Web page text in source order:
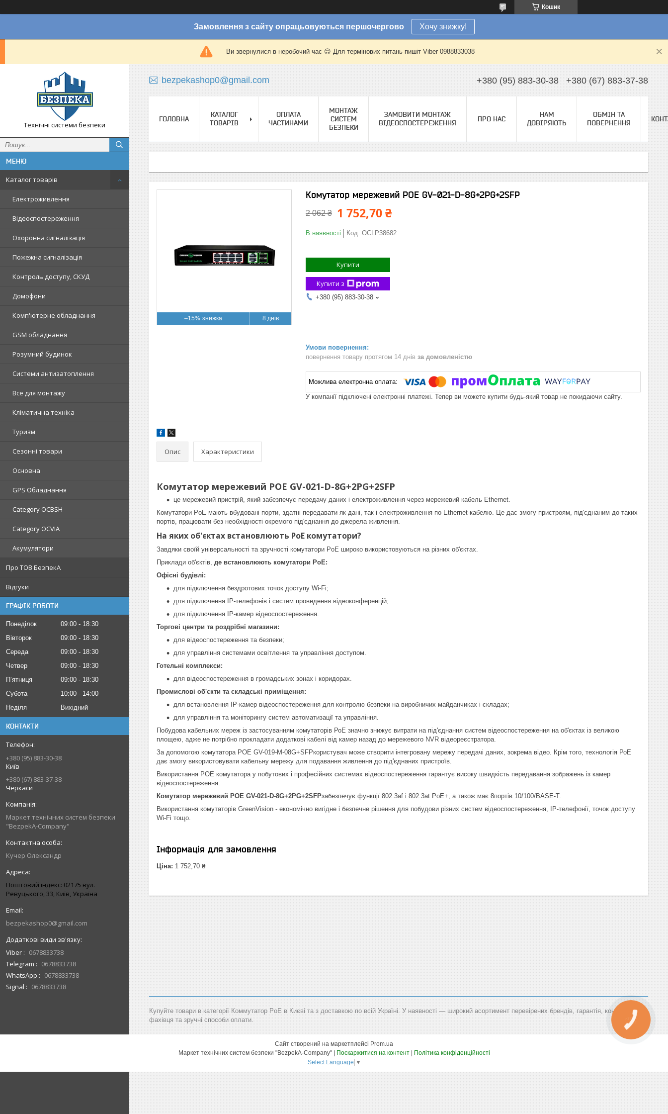
Кошик
Замовлення з сайту опрацьовуються першочергово Хочу знижку!
Ви звернулися в неробочий час 😊 Для термінових питань пишіт Viber 0988833038
Технічні системи безпеки
Каталог товарів
Електроживлення
Відеоспостереження
Охоронна сигналізація
Пожежна сигналізація
Контроль доступу, СКУД
Домофони
Комп'ютерне обладнання
GSM обладнання
Розумний будинок
Системи антизатоплення
Все для монтажу
Кліматична техніка
Туризм
Сезонні товари
Основна
GPS Обладнання
Category OCBSH
Category OCVIA
Акумулятори
Про ТОВ БезпекА
Відгуки
ГРАФІК РОБОТИ
Понеділок 09:00
18:30
Вівторок
09:00
18:30
Середа
09:00
18:30
Четвер
09:00
18:30
Пʼятниця
09:00
18:30
Субота
10:00
14:00
Неділя
Вихідний
КОНТАКТИ
+380 (95) 883-30-38
Київ
+380 (67) 883-37-38
Черкаси
Маркет технічних систем безпеки
"BezpekA-Company"
Кучер Олександр
Поштовий індекс: 02175 вул.
Ревуцького, 33, Київ, Україна
bezpekashop0@gmail.com
Viber
0678833738
Telegram
0678833738
WhatsApp
0678833738
Signal
0678833738
bezpekashop0@gmail.com +380 (95) 883-30-38 +380 (67) 883-37-38
ГОЛОВНА
КАТАЛОГ
ТОВАРІВ
ОПЛАТА
ЧАСТИНАМИ
МОНТАЖ
СИСТЕМ
БЕЗПЕКИ
ЗАМОВИТИ МОНТАЖ
ВІДЕОСПОСТЕРЕЖЕННЯ
ПРО НАС
НАМ
ДОВІРЯЮТЬ
ОБМІН ТА
ПОВЕРНЕННЯ
–15% 8 днів
Комутатор мережевий POE GV-021-D-8G+2PG+2SFP
2 062 ₴ 1 752,70 ₴
В наявності Код: OCLP38682
Купити
Купити з
+380 (95) 883-30-38
повернення товару протягом 14 днів за домовленістю
У компанії підключені електронні платежі. Тепер ви можете купити будь-який товар не покидаючи сайту.
Опис Характеристики
Комутатор мережевий POE GV-021-D-8G+2PG+2SFP
це мережевий пристрій, який забезпечує передачу даних і електроживлення через мережевий кабель Ethernet.
Комутатори PoE мають вбудовані порти, здатні передавати як дані, так і електроживлення по Ethernet-кабелю. Це дає змогу пристроям, під'єднаним до таких
портів, працювати без необхідності окремого під'єднання до джерела живлення.
На яких об'єктах встановлюють РоЕ комутатори?
Завдяки своїй універсальності та зручності комутатори PoE широко використовуються на різних об'єктах.
Приклади об'єктів, де встановлюють комутатори PoE:
Офісні будівлі:
для підключення бездротових точок доступу Wi-Fi;
для підключення IP-телефонів і систем проведення відеоконференцій;
для підключення IP-камер відеоспостереження.
Торгові центри та роздрібні магазини:
для відеоспостереження та безпеки;
для управління системами освітлення та управління доступом.
Готельні комплекси:
для відеоспостереження в громадських зонах і коридорах.
Промислові об'єкти та складські приміщення:
для встановлення IP-камер відеоспостереження для контролю безпеки на виробничих майданчиках і складах;
для управління та моніторингу систем автоматизації та управління.
Побудова кабельних мереж із застосуванням комутаторів РоЕ значно знижує витрати на під'єднання систем відеоспостереження на об'єктах із великою
площею, адже не потрібно прокладати додаткові кабелі від камер назад до мережевого NVR відеореєстратора.
За допомогою комутатора POE GV-019-M-08G+SFPкористувач може створити інтегровану мережу передачі даних, зокрема відео. Крім того, технологія РоЕ
дає змогу використовувати кабельну мережу для подавання живлення до під'єднаних пристроїв.
Використання POE комутатора у побутових і професійних системах відеоспостереження гарантує високу швидкість передавання зображень із камер
відеоспостереження.
Комутатор мережевий POE GV-021-D-8G+2PG+2SFPзабезпечує функції 802.3af і 802.3at PoE+, а також має 8портів 10/100/BASE-T.
Використання комутаторів GreenVision - економічно вигідне і безпечне рішення для побудови різних систем відеоспостереження, IP-телефонії, точок доступу
Wi-Fi тощо.
Інформація для замовлення
Ціна: 1 752,70 ₴
Купуйте товари в категорії Коммутатор PoE в Києві та з доставкою по всій Україні. У наявності — широкий асортимент перевірених брендів, гарантія, консультація
фахівця та зручні способи оплати.
Сайт створений на маркетплейсі Prom.ua
Поскаржитися на контент
Політика конфіденційності
Select Language ▼
КНОПКА
ЗВ'ЯЗКУ